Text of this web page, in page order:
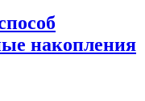
накопления